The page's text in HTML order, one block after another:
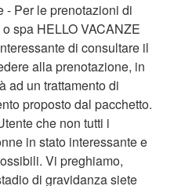
- Per le prenotazioni di
spa HELLO VACANZE
di consultare il
alla prenotazione, in
ad un trattamento di
proposto dal pacchetto.
che non tutti i
in stato interessante e
Vi preghiamo,
di gravidanza siete